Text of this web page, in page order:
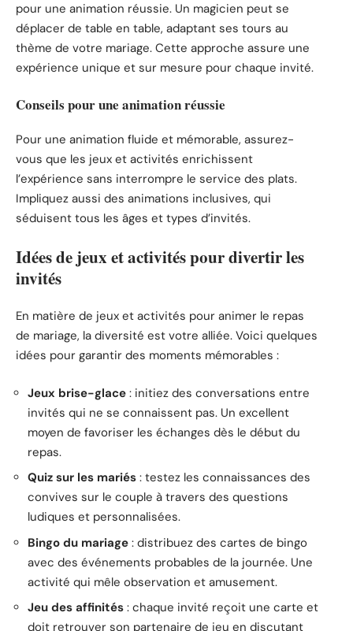
pour une animation réussie. Un magicien peut se
déplacer de table en table, adaptant ses tours au
thème de votre mariage. Cette approche assure une
expérience unique et sur mesure pour chaque invité.
Conseils pour une animation réussie
Pour une animation fluide et mémorable, assurez-
vous que les jeux et activités enrichissent
l’expérience sans interrompre le service des plats.
Impliquez aussi des animations inclusives, qui
séduisent tous les âges et types d’invités.
Idées de jeux et activités pour divertir les
invités
En matière de jeux et activités pour animer le repas
de mariage, la diversité est votre alliée. Voici quelques
idées pour garantir des moments mémorables :
Jeux brise-glace : initiez des conversations entre
invités qui ne se connaissent pas. Un excellent
moyen de favoriser les échanges dès le début du
repas.
Quiz sur les mariés : testez les connaissances des
convives sur le couple à travers des questions
ludiques et personnalisées.
Bingo du mariage : distribuez des cartes de bingo
avec des événements probables de la journée. Une
activité qui mêle observation et amusement.
Jeu des affinités : chaque invité reçoit une carte et
doit retrouver son partenaire de jeu en discutant